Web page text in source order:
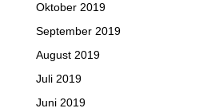
Oktober 2019
September 2019
August 2019
Juli 2019
Juni 2019